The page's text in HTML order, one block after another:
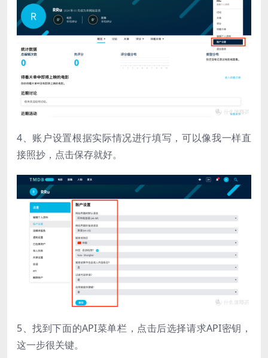
4、账户设置根据实际情况进行填写，可以像我一样直
接照抄，点击保存就好。
5、找到下面的API菜单栏，点击后选择请求API密钥，
这一步很关键。